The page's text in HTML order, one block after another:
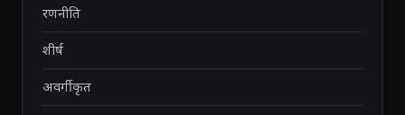
रणनीति
शीर्ष
अवर्गीकृत